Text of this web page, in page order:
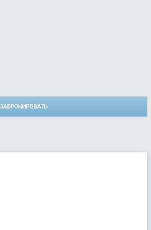
ЗАБРОНИРОВАТЬ